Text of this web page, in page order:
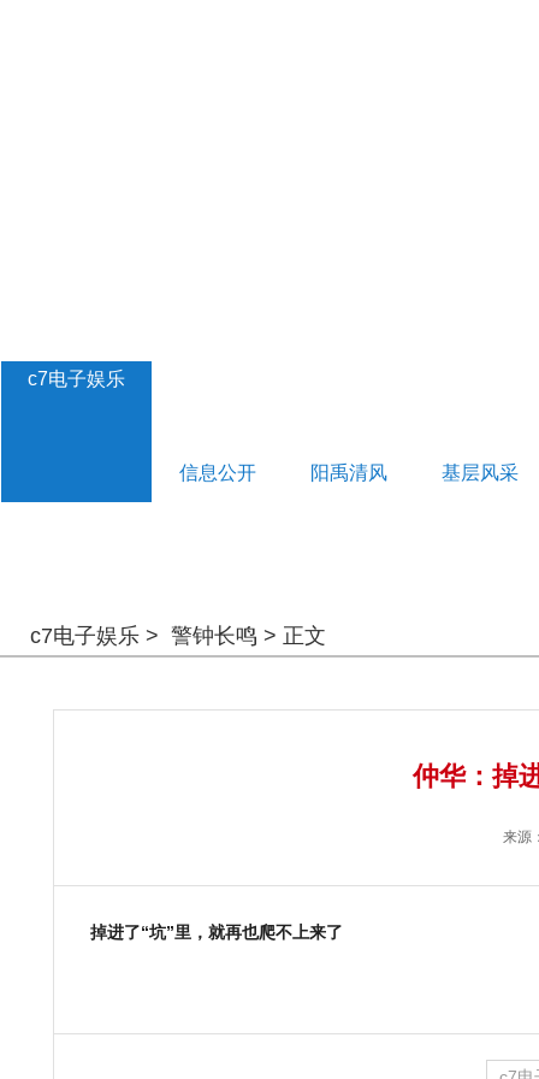
c7电子娱乐
信息公开 阳禹清风 基层风采
c7电子娱乐 > 警钟长鸣 > 正文
仲华：掉
来源
掉进了“坑”里，就再也爬不上来了